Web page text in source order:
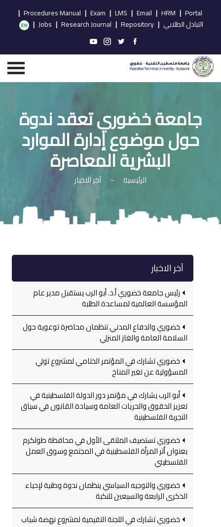
Portal
|
HRM
|
Email
|
LMS
|
Exam
|
Procedures Manual
|
التبادل الطلابي |
Repository
|
Research Journal
|
Jobs
|
جامعة خضوري تعقد ندوة
حول موضوع إدارة الموارد
البشرية المعاصرة
الرئيسية - آخر الاخبار
آخر الاخبار
رئيس جامعة خضوري أ.د. أبو الرب يستقبل مدير عام
المؤسسة العالمية لمساعدة الطلبة
خضوري والدفاع المدني تنظمان محاضرة توعوية حول
السلامة العامة والغاز المنزلي
خضوري تشارك في المؤتمر الختامي لمشروع تولي
المسؤولية عن تغير المناخ
أبو الرب يشارك في مؤتمر دور الدولة الفلسطينية في
تعزيز الحقوق والحريات العامة وسيادة القانون في سياق
التجربة الفلسطينية
خضوري تستضيف الملتقى الأول في محافظة طولكرم
بعنوان أثر المرأة الفلسطينية في المجتمع وسوق العمل
الفلسطيني
خضوري والتوجيه السياسي ينظمان ندوة وطنية لإحياء
الذكرى الرابعة والسبعين للنكبة
خضوري تشارك في اللجنة التقيمية لمشروع نهضة شباب